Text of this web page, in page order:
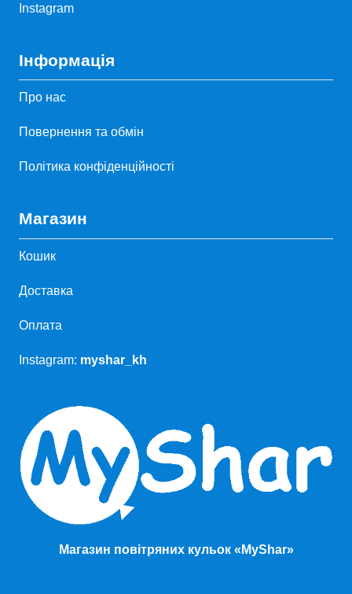
Instagram
Інформація
Про нас
Повернення та обмін
Політика конфіденційності
Магазин
Кошик
Доставка
Оплата
Instagram: myshar_kh
Магазин повітряних кульок «MyShar»